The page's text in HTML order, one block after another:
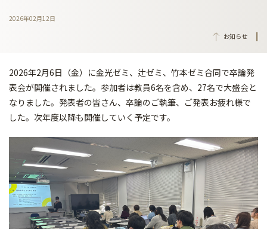
2026年02月12日
お知らせ
2026年2月6日（金）に金光ゼミ、辻ゼミ、 竹本ゼミ合同で卒論発
表会が開催されました。 参加者は教員6名を含め、27名で大盛会と
なりました。 発表者の皆さん、卒論のご執筆、ご発表お疲れ様で
した。 次年度以降も開催していく予定です。